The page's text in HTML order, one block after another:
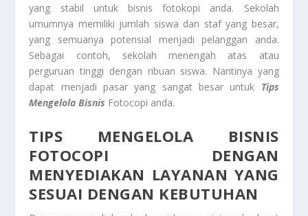
yang stabil untuk bisnis fotokopi anda. Sekolah
umumnya memiliki jumlah siswa dan staf yang besar,
yang semuanya potensial menjadi pelanggan anda.
Sebagai contoh, sekolah menengah atas atau
perguruan tinggi dengan ribuan siswa. Nantinya yang
dapat menjadi pasar yang sangat besar untuk Tips
Mengelola Bisnis Fotocopi anda.
TIPS MENGELOLA BISNIS
FOTOCOPI DENGAN
MENYEDIAKAN LAYANAN YANG
SESUAI DENGAN KEBUTUHAN